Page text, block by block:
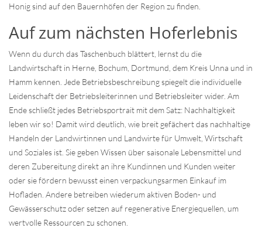
Honig sind auf den Bauernhöfen der Region zu finden.
Auf zum nächsten Hoferlebnis
Wenn du durch das Taschenbuch blättert, lernst du die
Landwirtschaft in Herne, Bochum, Dortmund, dem Kreis Unna und in
Hamm kennen. Jede Betriebsbeschreibung spiegelt die individuelle
Leidenschaft der Betriebsleiterinnen und Betriebsleiter wider. Am
Ende schließt jedes Betriebsportrait mit dem Satz: Nachhaltigkeit
leben wir so! Damit wird deutlich, wie breit gefächert das nachhaltige
Handeln der Landwirtinnen und Landwirte für Umwelt, Wirtschaft
und Soziales ist. Sie geben Wissen über saisonale Lebensmittel und
deren Zubereitung direkt an ihre Kundinnen und Kunden weiter
oder sie fördern bewusst einen verpackungsarmen Einkauf im
Hofladen. Andere betreiben wiederum aktiven Boden- und
Gewässerschutz oder setzen auf regenerative Energiequellen, um
wertvolle Ressourcen zu schonen.